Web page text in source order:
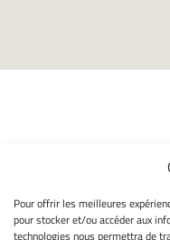
Pour offrir les meilleures
pour stocker et/ou accéder aux
technologies nous permettra de